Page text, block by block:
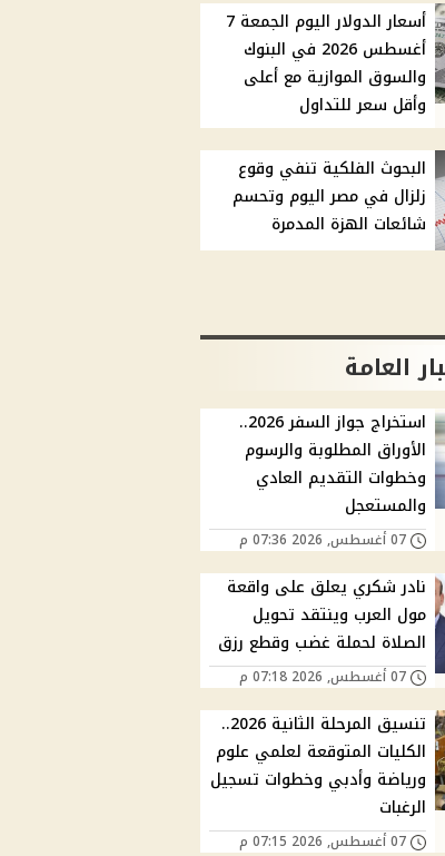
أسعار الدولار اليوم الجمعة 7
أغسطس 2026 في البنوك
والسوق الموازية مع أعلى
وأقل سعر للتداول
البحوث الفلكية تنفي وقوع
زلزال في مصر اليوم وتحسم
شائعات الهزة المدمرة
العامة
استخراج جواز السفر 2026..
الأوراق المطلوبة والرسوم
وخطوات التقديم العادي
والمستعجل
07 أغسطس, 2026 07:36 م
نادر شكري يعلق على واقعة
مول العرب وينتقد تحويل
الصلاة لحملة غضب وقطع رزق
07 أغسطس, 2026 07:18 م
تنسيق المرحلة الثانية 2026..
الكليات المتوقعة لعلمي علوم
ورياضة وأدبي وخطوات تسجيل
الرغبات
07 أغسطس, 2026 07:15 م